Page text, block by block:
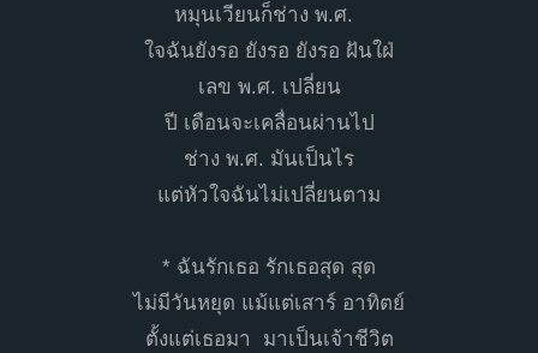
หมุนเวียนก็ช่าง พ.ศ.
ใจฉันยังรอ ยังรอ ยังรอ ฝันใฝ่
เลข พ.ศ. เปลี่ยน
ปี เดือนจะเคลื่อนผ่านไป
ช่าง พ.ศ. มันเป็นไร
แต่หัวใจฉันไม่เปลี่ยนตาม
* ฉันรักเธอ รักเธอสุด สุด
ไม่มีวันหยุด แม้แต่เสาร์ อาทิตย์
ตั้งแต่เธอมา มาเป็นเจ้าชีวิต